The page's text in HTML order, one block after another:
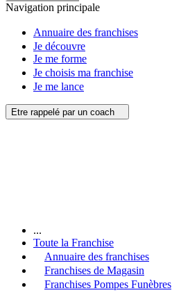
Navigation principale
Annuaire des franchises
Je découvre
Je me forme
Je choisis ma franchise
Je me lance
Etre rappelé par un coach
...
Toute la Franchise
Annuaire des franchises
Franchises de Magasin
Franchises Pompes Funèbres